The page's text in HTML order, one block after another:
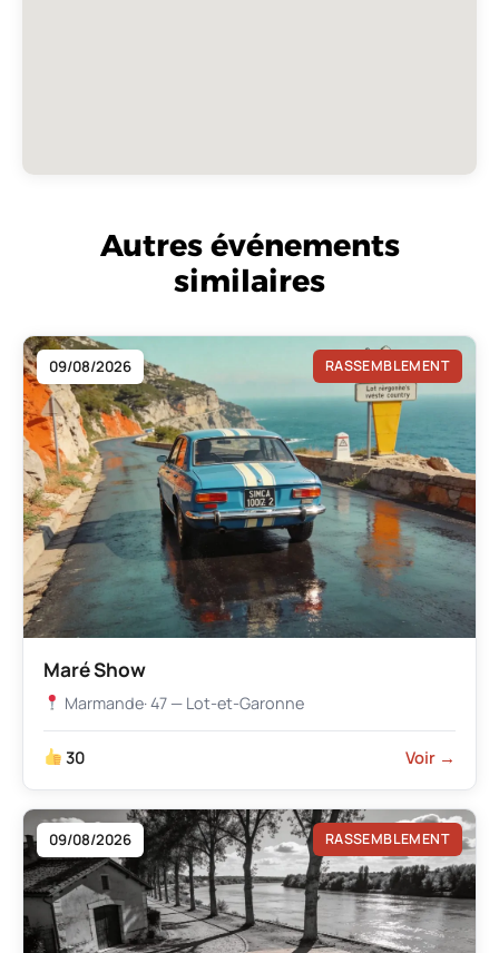
Autres événements
similaires
09/08/2026 RASSEMBLEMENT
Maré Show
Marmande· 47 — Lot-et-Garonne
30 Voir →
09/08/2026 RASSEMBLEMENT